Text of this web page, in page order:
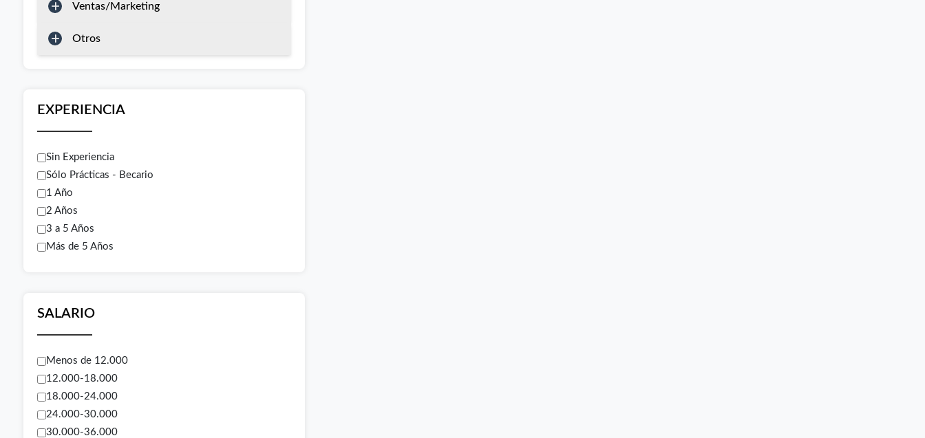
Ventas/Marketing
Otros
EXPERIENCIA
Sin Experiencia
Sólo Prácticas - Becario
1 Año
2 Años
3 a 5 Años
Más de 5 Años
SALARIO
Menos de 12.000
12.000-18.000
18.000-24.000
24.000-30.000
30.000-36.000